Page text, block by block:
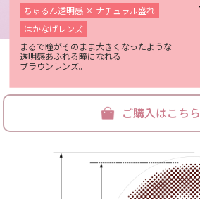
ちゅるん透明感 × ナチュラル盛れ
はかなげレンズ
まるで瞳がそのまま大きくなったような
透明感あふれる瞳になれる
ブラウンレンズ。
ご購入はこちら